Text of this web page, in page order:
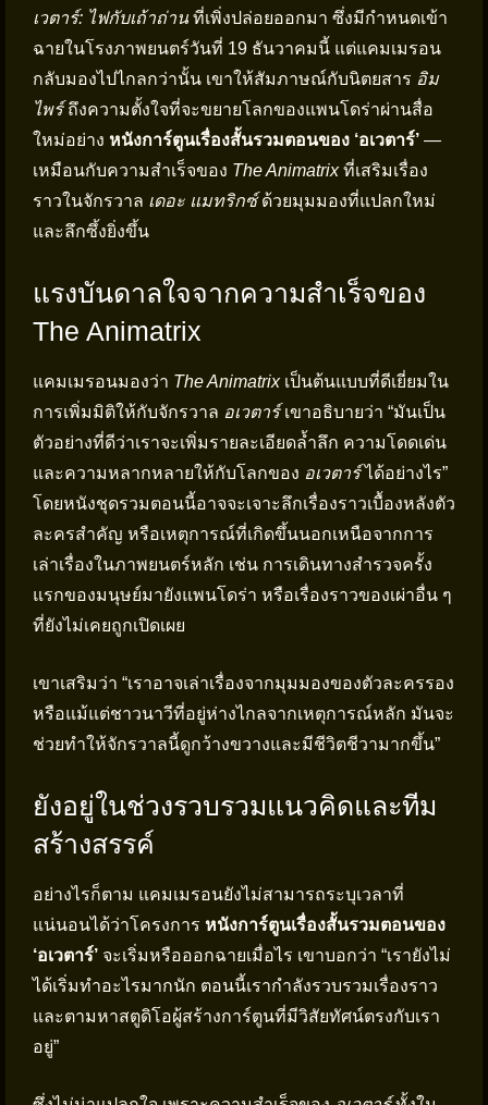
เวตาร์: ไฟกับเถ้าถ่าน ที่เพิ่งปล่อยออกมา ซึ่งมีกำหนดเข้า
ฉายในโรงภาพยนตร์วันที่ 19 ธันวาคมนี้ แต่แคมเมรอน
กลับมองไปไกลกว่านั้น เขาให้สัมภาษณ์กับนิตยสาร อิม
ไพร์ถึงความตั้งใจที่จะขยายโลกของแพนโดร่าผ่านสื่อ
ใหม่อย่าง หนังการ์ตูนเรื่องสั้นรวมตอนของ ‘อเวตาร์’ —
เหมือนกับความสำเร็จของ The Animatrixที่เสริมเรื่อง
ราวในจักรวาล เดอะ แมทริกซ์ด้วยมุมมองที่แปลกใหม่
และลึกซึ้งยิ่งขึ้น
แรงบันดาลใจจากความสำเร็จของ
The Animatrix
แคมเมรอนมองว่า The Animatrixเป็นต้นแบบที่ดีเยี่ยมใน
การเพิ่มมิติให้กับจักรวาล อเวตาร์เขาอธิบายว่า “มันเป็น
ตัวอย่างที่ดีว่าเราจะเพิ่มรายละเอียดล้ำลึก ความโดดเด่น
และความหลากหลายให้กับโลกของ อเวตาร์ได้อย่างไร”
โดยหนังชุดรวมตอนนี้อาจจะเจาะลึกเรื่องราวเบื้องหลังตัว
ละครสำคัญ หรือเหตุการณ์ที่เกิดขึ้นนอกเหนือจากการ
เล่าเรื่องในภาพยนตร์หลัก เช่น การเดินทางสำรวจครั้ง
แรกของมนุษย์มายังแพนโดร่า หรือเรื่องราวของเผ่าอื่น ๆ
ที่ยังไม่เคยถูกเปิดเผย
เขาเสริมว่า “เราอาจเล่าเรื่องจากมุมมองของตัวละครรอง
หรือแม้แต่ชาวนาวีที่อยู่ห่างไกลจากเหตุการณ์หลัก มันจะ
ช่วยทำให้จักรวาลนี้ดูกว้างขวางและมีชีวิตชีวามากขึ้น”
ยังอยู่ในช่วงรวบรวมแนวคิดและทีม
สร้างสรรค์
อย่างไรก็ตาม แคมเมรอนยังไม่สามารถระบุเวลาที่
แน่นอนได้ว่าโครงการ หนังการ์ตูนเรื่องสั้นรวมตอนของ
‘อเวตาร์’ จะเริ่มหรือออกฉายเมื่อไร เขาบอกว่า “เรายังไม่
ได้เริ่มทำอะไรมากนัก ตอนนี้เรากำลังรวบรวมเรื่องราว
และตามหาสตูดิโอผู้สร้างการ์ตูนที่มีวิสัยทัศน์ตรงกับเรา
อยู่”